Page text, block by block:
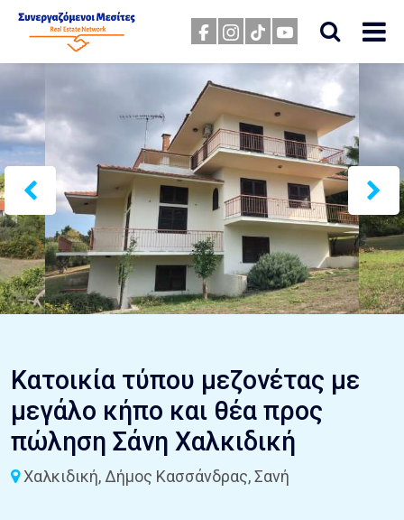
Κατοικία τύπου μεζονέτας με
μεγάλο κήπο και θέα προς
πώληση Σάνη Χαλκιδική
Χαλκιδική, Δήμος Κασσάνδρας, Σανή